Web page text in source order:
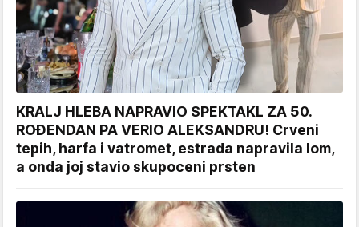
KRALJ HLEBA NAPRAVIO SPEKTAKL ZA 50.
ROĐENDAN PA VERIO ALEKSANDRU! Crveni
tepih, harfa i vatromet, estrada napravila lom,
a onda joj stavio skupoceni prsten